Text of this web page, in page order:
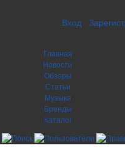
Вход
Главная
Новости
Обзоры
Статьи
Музыка
Бренды
Каталог